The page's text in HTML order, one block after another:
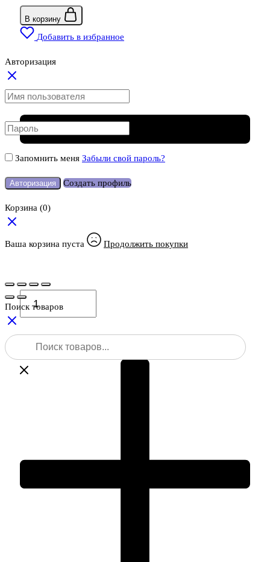
Количество
товара
Элевационный
RGK
190
В корзину
Добавить в избранное
Авторизация
Запомнить меня Забыли свой пароль?
Авторизация Создать профиль
Корзина (0)
Ваша корзина пуста Продолжить покупки
Поиск товаров
Поиск
товаров